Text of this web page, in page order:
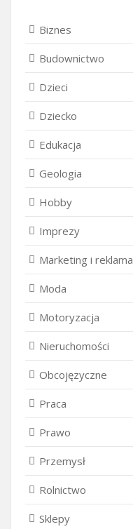
Biznes
Budownictwo
Dzieci
Dziecko
Edukacja
Geologia
Hobby
Imprezy
Marketing i reklama
Moda
Motoryzacja
Nieruchomości
Obcojęzyczne
Praca
Prawo
Przemysł
Rolnictwo
Sklepy